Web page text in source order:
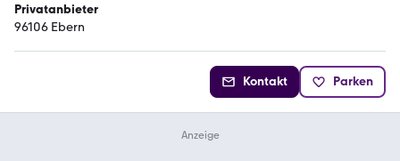
Privatanbieter
96106 Ebern
Kontakt Parken